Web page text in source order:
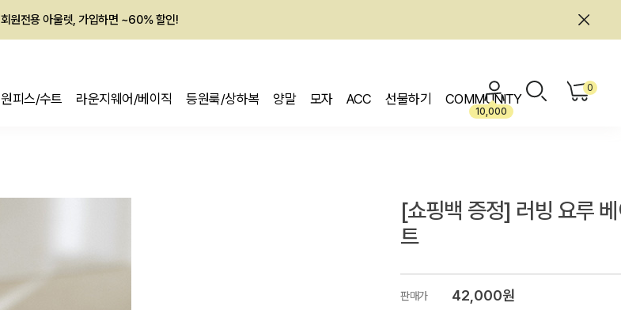
회원전용 아울렛, 가입하면 ~60% 할인!
원피스/수트 라운지웨어/베이직 등원룩/상하복 양말 모자 ACC 선물하기 COMMUNITY
10,000
0
[쇼핑백 증정] 러빙 요루
트
판매가 42,000원